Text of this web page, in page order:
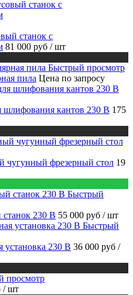
станок с
81 000 руб / шт
Быстрый просмотр
пила Цена по запросу
шлифования кантов 230 В 175
чугунный фрезерный стол 19
Быстрый
230 В 55 000 руб / шт
Быстрый
230 В 36 000 руб /
просмотр
/ шт